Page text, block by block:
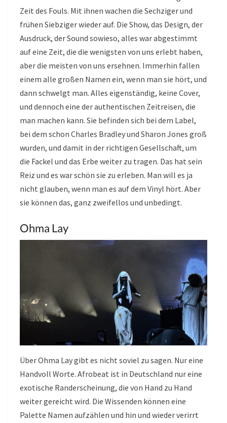
Zeit des Fouls. Mit ihnen wachen die Sechziger und
frühen Siebziger wieder auf. Die Show, das Design, der
Ausdruck, der Sound sowieso, alles war abgestimmt
auf eine Zeit, die die wenigsten von uns erlebt haben,
aber die meisten von uns ersehnen. Immerhin fallen
einem alle großen Namen ein, wenn man sie hört, und
dann schwelgt man. Alles eigenständig, keine Cover,
und dennoch eine der authentischen Zeitreisen, die
man machen kann. Sie befinden sich bei dem Label,
bei dem schon Charles Bradley und Sharon Jones groß
wurden, und damit in der richtigen Gesellschaft, um
die Fackel und das Erbe weiter zu tragen. Das hat sein
Reiz und es war schön sie zu erleben. Man will es ja
nicht glauben, wenn man es auf dem Vinyl hört. Aber
sie können das, ganz zweifellos und unbedingt.
Ohma Lay
Über Ohma Lay gibt es nicht soviel zu sagen. Nur eine
Handvoll Worte. Afrobeat ist in Deutschland nur eine
exotische Randerscheinung, die von Hand zu Hand
weiter gereicht wird. Die Wissenden können eine
Palette Namen aufzählen und hin und wieder verirrt